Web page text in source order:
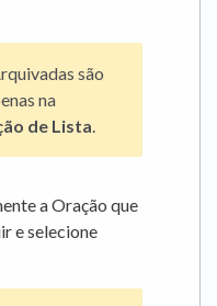
são
na
de Lista.
a Oração que
e selecione